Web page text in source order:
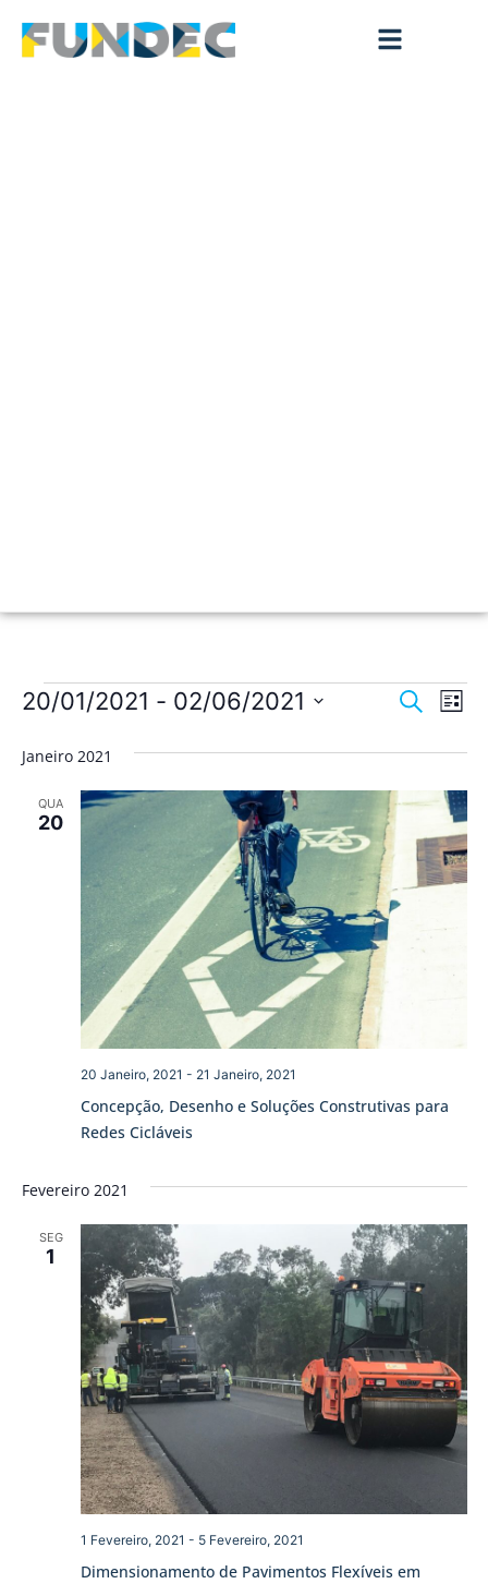
de
e
de
Pesquisar
de
Lista
20/01/2021 - 02/06/2021
data.
Janeiro 2021
QUA
20
Concepção, Desenho e Soluções Construtivas para
Redes Cicláveis
20 Janeiro, 2021 - 21 Janeiro, 2021
Fevereiro 2021
SEG
1
Dimensionamento de Pavimentos Flexíveis em
1 Fevereiro, 2021 - 5 Fevereiro, 2021